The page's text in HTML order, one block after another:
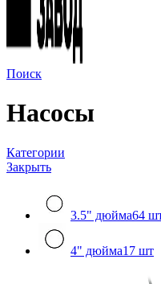
Поиск
Насосы
Категории
Закрыть
3.5" дюйма64
4" дюйма17 шт